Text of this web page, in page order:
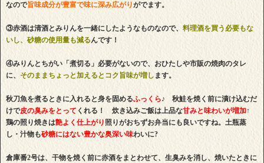
なので旨味成分が豊富で味に深み広がりがでます。
③赤酒は清酒とみりんを一緒にしたようなものなので、 料理酒を買う必要もな
いし、砂糖の使用量も減るんです！
④みりんとちがい「煮切る」必要がないので、おひたしや市販の焼肉のタレ
に、 そのままちょっと加えるとコク旨味が増し ます。
秋刀魚を煮るときに入れると身を固めるふっくら♪ 秋鮭を焼く前に漬け込むだ
けで皮の臭みをとって くれる！ 炊き込みご飯は上品な甘みと味わいが増加↑
鶏の照り焼きは艶よく仕上がり 照りがおちずお弁当にも良いですね。土瓶蒸
し・汁物も砂糖にはない豊かな奥深い味わいに?
倉庫番2号は、干物を焼く前に赤酒をまとわせて、生臭みを消し、焼いたときに